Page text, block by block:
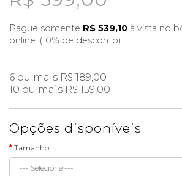
Pague somente R$ 539,10 à vista no
online. (10% de desconto)
6 ou mais R$ 189,00
10 ou mais R$ 159,00
Opções disponíveis
Tamanho